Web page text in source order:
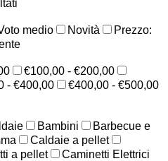
medio Novità
Prezzo:
€100,00 - €200,00
- €400,00
€400,00 - €500,00
Bambini
Barbecue e
Caldaie a pellet
a pellet
Caminetti Elettrici